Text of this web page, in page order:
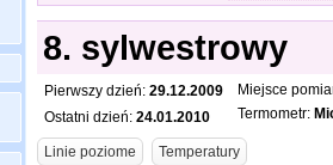
8. sylwestrowy
Pierwszy dzień: 29.12.2009
Ostatni dzień: 24.01.2010
Miejsce
Termometr: